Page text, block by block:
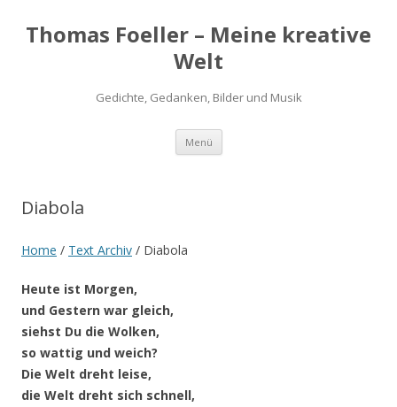
Thomas Foeller – Meine kreative
Welt
Gedichte, Gedanken, Bilder und Musik
Menü Zum
springen
Diabola
Home / Text Archiv / Diabola
Heute ist Morgen,
und Gestern war gleich,
siehst Du die Wolken,
so wattig und weich?
Die Welt dreht leise,
die Welt dreht sich schnell,